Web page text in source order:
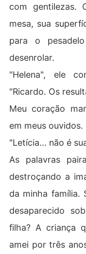
com gentilezas.
mesa, sua
para o
desenrolar.
"Helena", ele
"Ricardo. Os
Meu coração
em meus ouvidos.
"Letícia... não é
As palavras
destroçando a
da minha família.
desaparecido
filha? A criança
amei por três